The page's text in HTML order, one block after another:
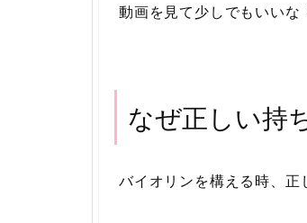
動画を見て少しでもいいな
なぜ正しい持
バイオリンを構える時、正